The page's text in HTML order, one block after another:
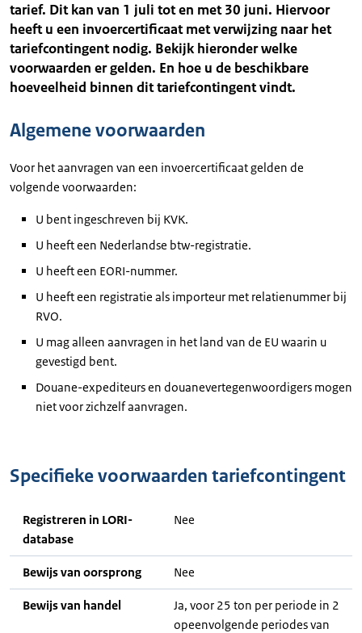
tarief. Dit kan van 1 juli tot en met 30 juni. Hiervoor
heeft u een invoercertificaat met verwijzing naar het
tariefcontingent nodig. Bekijk hieronder welke
voorwaarden er gelden. En hoe u de beschikbare
hoeveelheid binnen dit tariefcontingent vindt.
Algemene voorwaarden
Voor het aanvragen van een invoercertificaat gelden de
volgende voorwaarden:
U bent ingeschreven bij KVK.
U heeft een Nederlandse btw-registratie.
U heeft een EORI-nummer.
U heeft een registratie als importeur met relatienummer bij
RVO.
U mag alleen aanvragen in het land van de EU waarin u
gevestigd bent.
Douane-expediteurs en douanevertegenwoordigers mogen
niet voor zichzelf aanvragen.
Specifieke voorwaarden tariefcontingent
Registreren in LORI-
database
Nee
Bewijs van oorsprong Nee
Bewijs van handel
Ja, voor 25 ton per periode in 2
opeenvolgende periodes van